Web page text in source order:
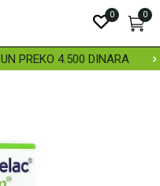
PREKO 4.500 DINARA
0
0